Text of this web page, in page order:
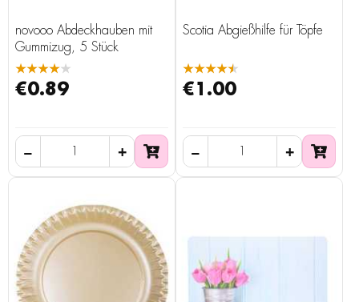
novooo Abdeckhauben mit
Gummizug, 5 Stück
★★★★★
€0.89
Scotia Abgießhilfe für Töpfe
★★★★★
€1.00